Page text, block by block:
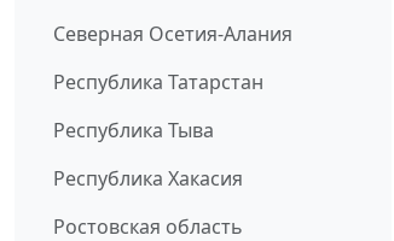
Северная Осетия-Алания
Республика Татарстан
Республика Тыва
Республика Хакасия
Ростовская область